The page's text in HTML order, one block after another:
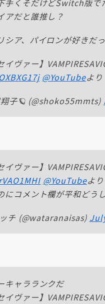
手くそだけどSwitch版で
アだと誰推し？
シア、パイロンが好きだ
イヴァー】
@YouTubeより
子🪐 (@shoko55mmts)
イヴァー】
@YouTubeより
にコメント欄が平和どう
チ (@wataranaisas)
キャラランクだ
イヴァー】